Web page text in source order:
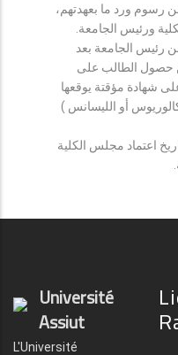
رسوم ورد ما بعهدتهم،
ورئيس الجامعة.
رئيس الجامعة بعد
حصول الطالب على
شهادة مؤقتة يوقعها
أو الليسانس )
اعتماد مجلس الكلية
Université
Assiut
L'Université